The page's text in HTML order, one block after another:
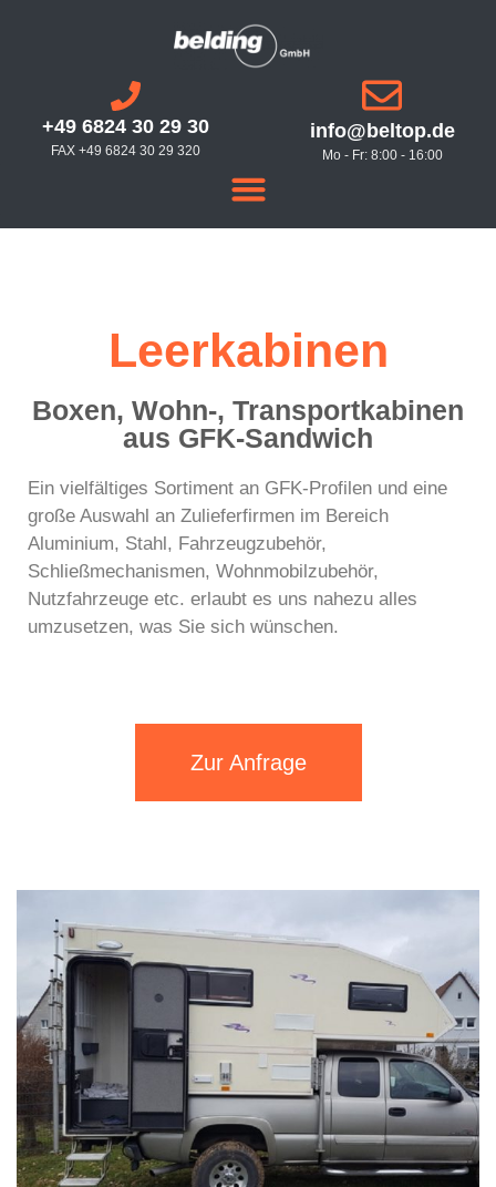
+49 6824 30 29 30
FAX +49 6824 30 29 320
info@beltop.de
Mo - Fr: 8:00 - 16:00
Leerkabinen
Boxen, Wohn-, Transportkabinen
aus GFK-Sandwich
Ein vielfältiges Sortiment an GFK-Profilen und eine
große Auswahl an Zulieferfirmen im Bereich
Aluminium, Stahl, Fahrzeugzubehör,
Schließmechanismen, Wohnmobilzubehör,
Nutzfahrzeuge etc. erlaubt es uns nahezu alles
umzusetzen, was Sie sich wünschen.
Zur Anfrage